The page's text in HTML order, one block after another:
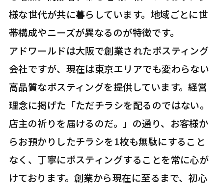
様な世代が共に暮らしています。地域ごとに世
帯構成やニーズが異なるのが特徴です。
アドワールドは大阪で創業されたポスティング
会社ですが、現在は東京エリアでも変わらない
高品質なポスティングを提供しています。経営
理念に掲げた「ただチラシを配るのではない。
店主の祈りを届けるのだ。」の通り、お客様か
らお預かりしたチラシを1枚も無駄にすること
なく、丁寧にポスティングすることを常に心が
けております。創業から現在に至るまで、初心